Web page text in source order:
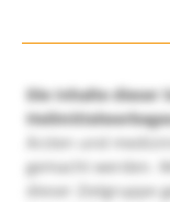
Die Inhalte dieser
Ärzten und
gemacht werden.
dieser Zielgruppe